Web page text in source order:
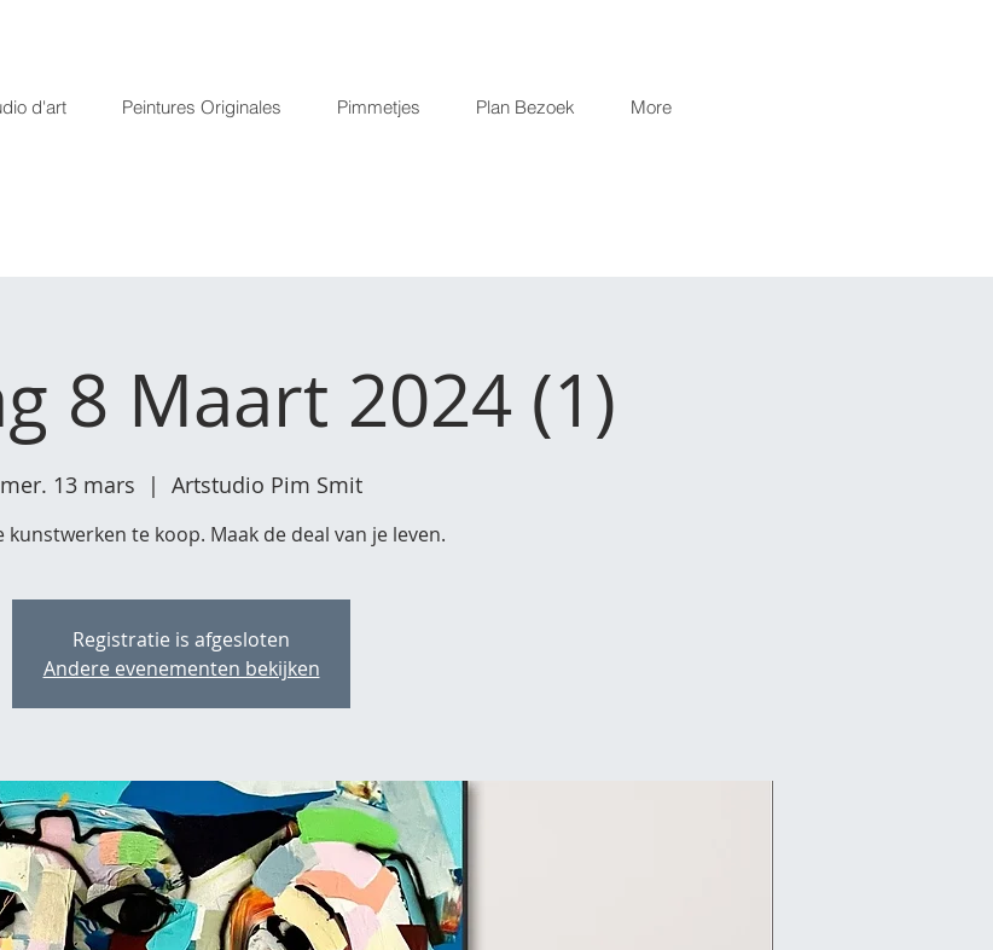
d'art Peintures Originales Pimmetjes Plan Bezoek More
8 Maart 2024 (1)
mer. 13 mars
  |
Artstudio Pim Smit
kunstwerken te koop. Maak de deal van je leven.
Registratie is afgesloten
Andere evenementen bekijken